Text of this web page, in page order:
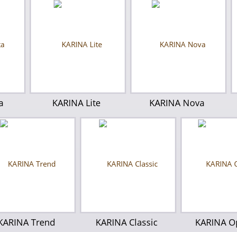
KARINA Lite KARINA Nova
Trend KARINA Classic KARINA